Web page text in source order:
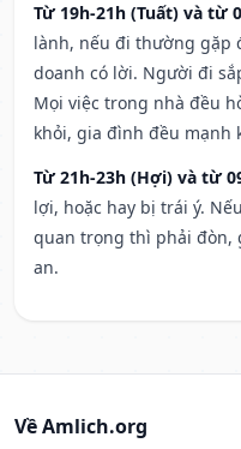
Từ 19h-21h (Tuất) và từ
lành, nếu đi thường gặp
doanh có lời. Người đi
Mọi việc trong nhà đều
khỏi, gia đình đều mạnh
Từ 21h-23h (Hợi) và từ
lợi, hoặc hay bị trái ý.
quan trọng thì phải đòn,
an.
Về Amlich.org